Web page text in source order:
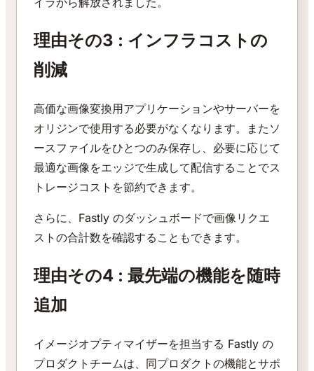
理由その3 : インフラコストの
削減
高価な画像変換用アプリケーションやサーバーを
オリジンで使用する必要がなくなります。またソ
ースファイルをひとつのみ保存し、必要に応じて
最適な画像をエッジで生成して配信することでス
トレージコストを節約できます。
さらに、Fastly のダッシュボードで画像リクエ
ストの合計数を確認することもできます。
理由その4 : 最先端の機能を随時
追加
イメージオプティマイザーを担当する Fastly の
プロダクトチームは、同プロダクトの機能とサポ